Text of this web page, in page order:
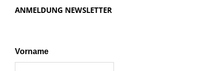
ANMELDUNG NEWSLETTER
Vorname